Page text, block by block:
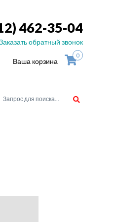
462-35-04
обратный звонок
Ваша корзина
0